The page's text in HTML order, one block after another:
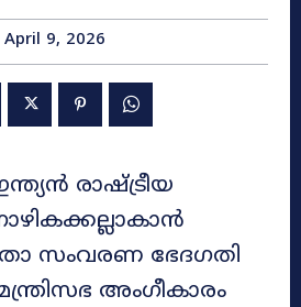
April 9, 2026
രാഷ്ട്രീയ
സംവരണ ഭേദഗതി
മന്ത്രിസഭ അംഗീകാരം